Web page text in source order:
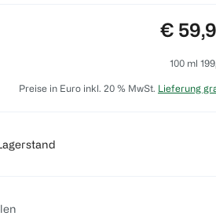
Preis:
€
100 ml
Preise in Euro inkl. 20 % MwSt. Lieferung